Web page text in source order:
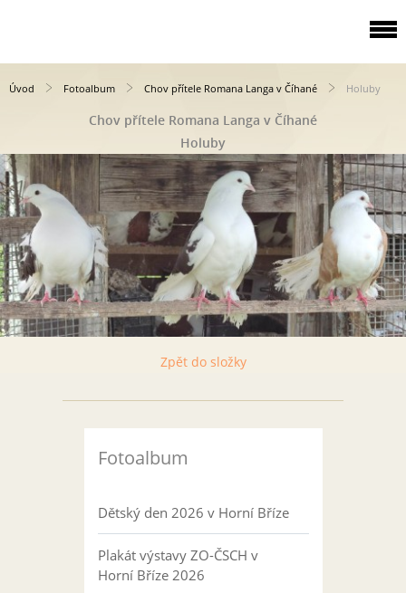
Úvod Fotoalbum Chov přítele Romana Langa v Číhané Holuby
Chov přítele Romana Langa v Číhané
Holuby
Zpět do složky
Fotoalbum
Dětský den 2026 v Horní Bříze
Plakát výstavy ZO-ČSCH v
Horní Bříze 2026